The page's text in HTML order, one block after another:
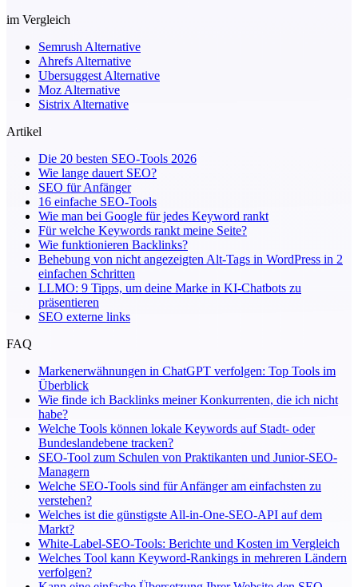
im Vergleich
Semrush Alternative
Ahrefs Alternative
Ubersuggest Alternative
Moz Alternative
Sistrix Alternative
Artikel
Die 20 besten SEO-Tools 2026
Wie lange dauert SEO?
SEO für Anfänger
16 einfache SEO-Tools
Wie man bei Google für jedes Keyword rankt
Für welche Keywords rankt meine Seite?
Wie funktionieren Backlinks?
Behebung von nicht angezeigten Alt-Tags in WordPress in 2
einfachen Schritten
LLMO: 9 Tipps, um deine Marke in KI-Chatbots zu
präsentieren
SEO externe links
FAQ
Markenerwähnungen in ChatGPT verfolgen: Top Tools im
Überblick
Wie finde ich Backlinks meiner Konkurrenten, die ich nicht
habe?
Welche Tools können lokale Keywords auf Stadt- oder
Bundeslandebene tracken?
SEO-Tool zum Schulen von Praktikanten und Junior-SEO-
Managern
Welche SEO-Tools sind für Anfänger am einfachsten zu
verstehen?
Welches ist die günstigste All-in-One-SEO-API auf dem
Markt?
White-Label-SEO-Tools: Berichte und Kosten im Vergleich
Welches Tool kann Keyword-Rankings in mehreren Ländern
verfolgen?